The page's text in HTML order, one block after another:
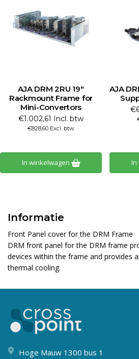
AJA DRM 2RU 19"
Rackmount Frame for
Mini-Convertors
€1.002,61 Incl. btw
€828,60 Excl. btw
In winkelwagen
AJA
In
Informatie
Front Panel cover for the DRM Frame
DRM front panel for the DRM frame
devices within the frame and provides
thermal cooling.
Hoge Mauw 1300 bus 1